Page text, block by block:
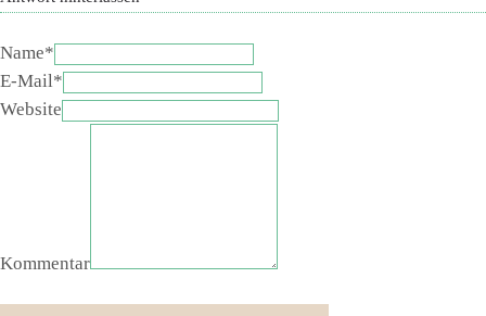
Name*
E-Mail*
Website
Kommentar